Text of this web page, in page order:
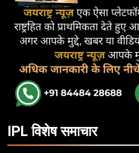
IPL विशेष समाचार